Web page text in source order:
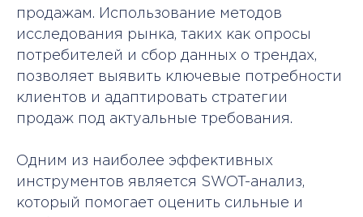
продажам. Использование методов
исследования рынка, таких как опросы
потребителей и сбор данных о трендах,
позволяет выявить ключевые потребности
клиентов и адаптировать стратегии
продаж под актуальные требования.
Одним из наиболее эффективных
инструментов является SWOT-анализ,
который помогает оценить сильные и